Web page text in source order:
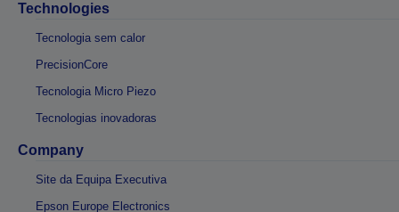
Technologies
Tecnologia sem calor
PrecisionCore
Tecnologia Micro Piezo
Tecnologias inovadoras
Company
Site da Equipa Executiva
Epson Europe Electronics